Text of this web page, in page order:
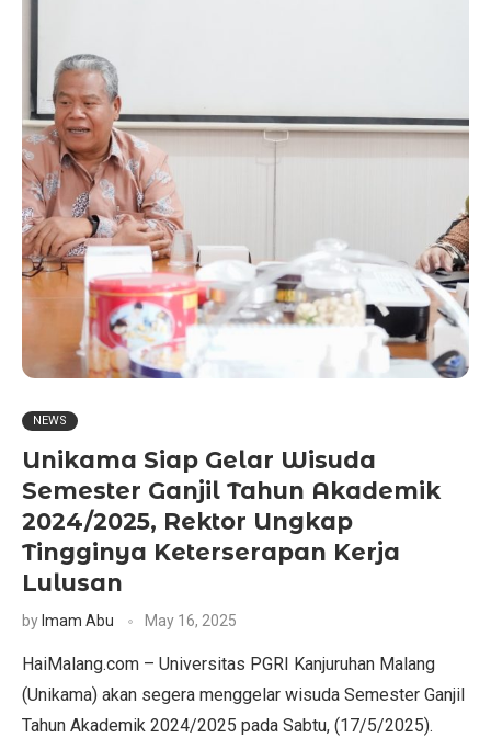
NEWS
Unikama Siap Gelar Wisuda
Semester Ganjil Tahun Akademik
2024/2025, Rektor Ungkap
Tingginya Keterserapan Kerja
Lulusan
by Imam Abu May 16, 2025
HaiMalang.com – Universitas PGRI Kanjuruhan Malang
(Unikama) akan segera menggelar wisuda Semester Ganjil
Tahun Akademik 2024/2025 pada Sabtu, (17/5/2025).